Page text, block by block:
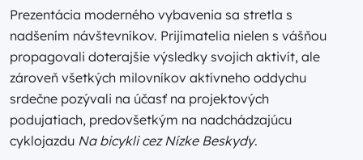
Prezentácia moderného vybavenia sa stretla s
nadšením návštevníkov. Prijímatelia nielen s vášňou
propagovali doterajšie výsledky svojich aktivít, ale
zároveň všetkých milovníkov aktívneho oddychu
srdečne pozývali na účasť na projektových
podujatiach, predovšetkým na nadchádzajúcu
cyklojazdu Na bicykli cez Nízke Beskydy.